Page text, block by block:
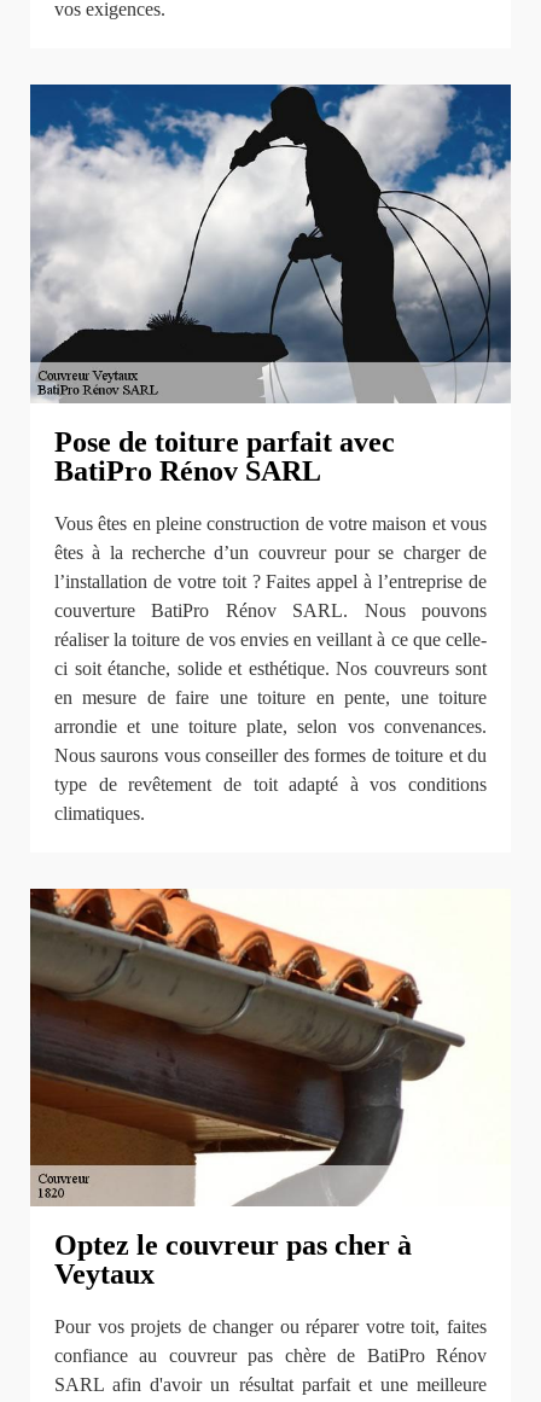
vos exigences.
Pose de toiture parfait avec
BatiPro Rénov SARL
Vous êtes en pleine construction de votre maison et vous
êtes à la recherche d’un couvreur pour se charger de
l’installation de votre toit ? Faites appel à l’entreprise de
couverture BatiPro Rénov SARL. Nous pouvons
réaliser la toiture de vos envies en veillant à ce que celle-
ci soit étanche, solide et esthétique. Nos couvreurs sont
en mesure de faire une toiture en pente, une toiture
arrondie et une toiture plate, selon vos convenances.
Nous saurons vous conseiller des formes de toiture et du
type de revêtement de toit adapté à vos conditions
climatiques.
Optez le couvreur pas cher à
Veytaux
Pour vos projets de changer ou réparer votre toit, faites
confiance au couvreur pas chère de BatiPro Rénov
SARL afin d'avoir un résultat parfait et une meilleure